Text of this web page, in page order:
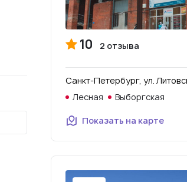
10 2 отзыва
Санкт-Петербург, ул.
Лесная
Выборгская
Показать на карте